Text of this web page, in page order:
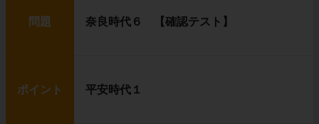
問題 奈良時代６ 【確認テスト】
ポイント 平安時代１